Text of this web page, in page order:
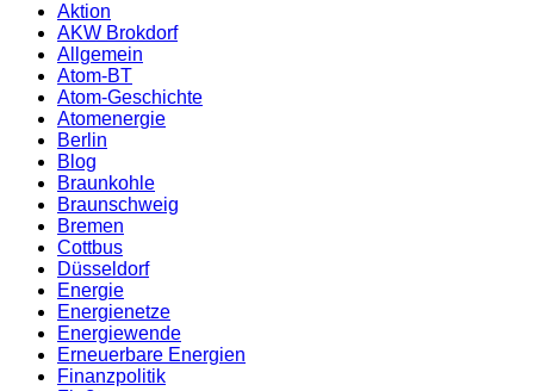
Aktion
AKW Brokdorf
Allgemein
Atom-BT
Atom-Geschichte
Atomenergie
Berlin
Blog
Braunkohle
Braunschweig
Bremen
Cottbus
Düsseldorf
Energie
Energienetze
Energiewende
Erneuerbare Energien
Finanzpolitik